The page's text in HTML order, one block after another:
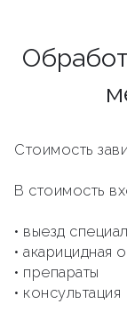
Стоимость
В стоимость
• выезд
• акарицидная
• препараты
• консультация